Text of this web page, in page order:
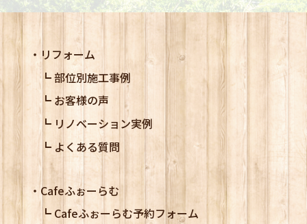
リフォーム
部位別施工事例
お客様の声
リノベーション実例
よくある質問
Cafeふぉーらむ
Cafeふぉーらむ予約フォーム